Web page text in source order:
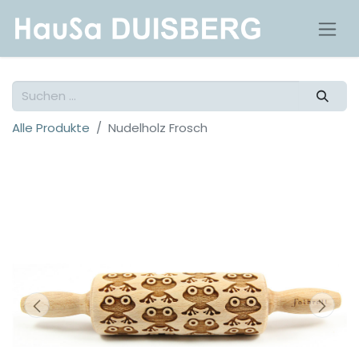
Alle Produkte Nudelholz Frosch